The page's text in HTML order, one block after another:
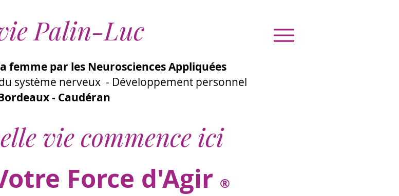
Palin-Luc
femme par les Neurosciences Appliquées
système nerveux - Développement personnel
- Caudéran
vie commence ici
Force d'Agir ®